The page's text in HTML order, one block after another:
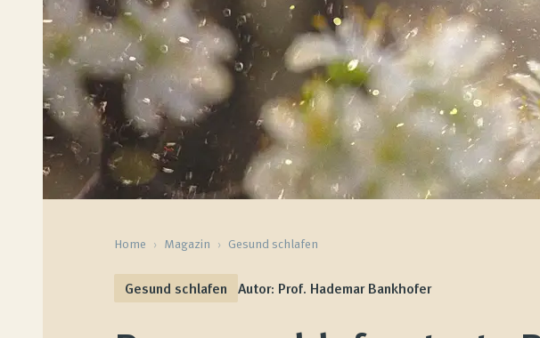
Home › Magazin › Gesund schlafen
Gesund schlafen Autor: Prof. Hademar Bankhofer